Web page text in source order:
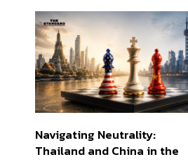
ส่วนยุทธศาสตร์ไทย –
อินโดนีเซีย
Navigating Neutrality:
Thailand and China in the